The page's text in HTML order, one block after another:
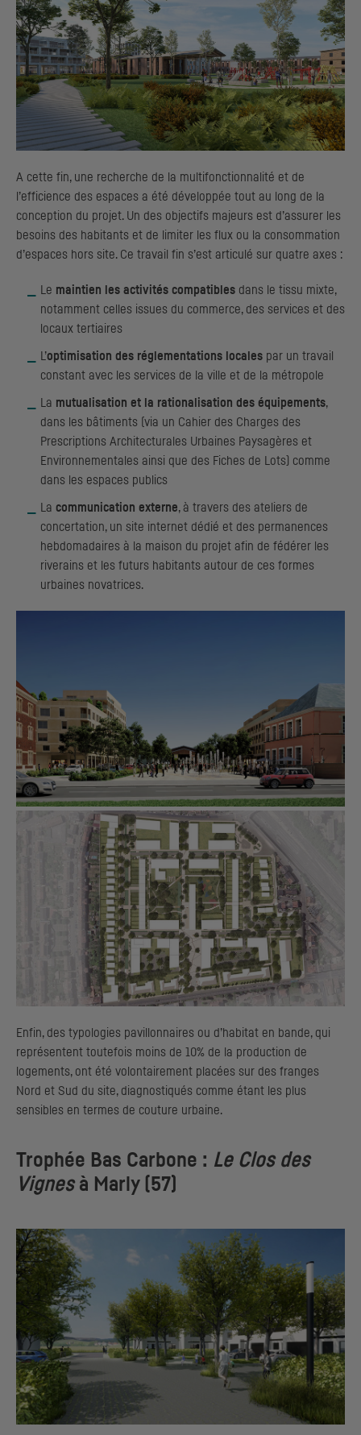
A cette fin, une recherche de la multifonctionnalité et de
l’efficience des espaces a été développée tout au long de la
conception du projet. Un des objectifs majeurs est d’assurer les
besoins des habitants et de limiter les flux ou la consommation
d’espaces hors site. Ce travail fin s’est articulé sur quatre axes :
Le maintien les activités compatibles dans le tissu mixte,
notamment celles issues du commerce, des services et des
locaux tertiaires
L’optimisation des réglementations locales par un travail
constant avec les services de la ville et de la métropole
La mutualisation et la rationalisation des équipements,
dans les bâtiments (via un Cahier des Charges des
Prescriptions Architecturales Urbaines Paysagères et
Environnementales ainsi que des Fiches de Lots) comme
dans les espaces publics
La communication externe, à travers des ateliers de
concertation, un site internet dédié et des permanences
hebdomadaires à la maison du projet afin de fédérer les
riverains et les futurs habitants autour de ces formes
urbaines novatrices.
Enfin, des typologies pavillonnaires ou d’habitat en bande, qui
représentent toutefois moins de 10% de la production de
logements, ont été volontairement placées sur des franges
Nord et Sud du site, diagnostiqués comme étant les plus
sensibles en termes de couture urbaine.
Trophée Bas Carbone : Le Clos des
Vignesà Marly (57)